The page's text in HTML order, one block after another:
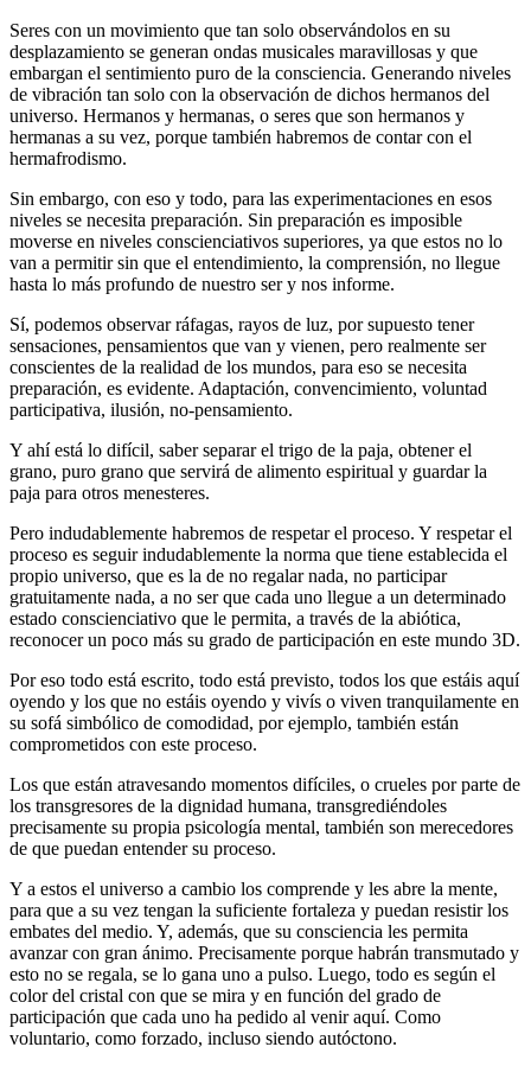
Seres con un movimiento que tan solo observándolos en su
desplazamiento se generan ondas musicales maravillosas y que
embargan el sentimiento puro de la consciencia. Generando niveles
de vibración tan solo con la observación de dichos hermanos del
universo. Hermanos y hermanas, o seres que son hermanos y
hermanas a su vez, porque también habremos de contar con el
hermafrodismo.
Sin embargo, con eso y todo, para las experimentaciones en esos
niveles se necesita preparación. Sin preparación es imposible
moverse en niveles conscienciativos superiores, ya que estos no lo
van a permitir sin que el entendimiento, la comprensión, no llegue
hasta lo más profundo de nuestro ser y nos informe.
Sí, podemos observar ráfagas, rayos de luz, por supuesto tener
sensaciones, pensamientos que van y vienen, pero realmente ser
conscientes de la realidad de los mundos, para eso se necesita
preparación, es evidente. Adaptación, convencimiento, voluntad
participativa, ilusión, no-pensamiento.
Y ahí está lo difícil, saber separar el trigo de la paja, obtener el
grano, puro grano que servirá de alimento espiritual y guardar la
paja para otros menesteres.
Pero indudablemente habremos de respetar el proceso. Y respetar el
proceso es seguir indudablemente la norma que tiene establecida el
propio universo, que es la de no regalar nada, no participar
gratuitamente nada, a no ser que cada uno llegue a un determinado
estado conscienciativo que le permita, a través de la abiótica,
reconocer un poco más su grado de participación en este mundo 3D.
Por eso todo está escrito, todo está previsto, todos los que estáis aquí
oyendo y los que no estáis oyendo y vivís o viven tranquilamente en
su sofá simbólico de comodidad, por ejemplo, también están
comprometidos con este proceso.
Los que están atravesando momentos difíciles, o crueles por parte de
los transgresores de la dignidad humana, transgrediéndoles
precisamente su propia psicología mental, también son merecedores
de que puedan entender su proceso.
Y a estos el universo a cambio los comprende y les abre la mente,
para que a su vez tengan la suficiente fortaleza y puedan resistir los
embates del medio. Y, además, que su consciencia les permita
avanzar con gran ánimo. Precisamente porque habrán transmutado y
esto no se regala, se lo gana uno a pulso. Luego, todo es según el
color del cristal con que se mira y en función del grado de
participación que cada uno ha pedido al venir aquí. Como
voluntario, como forzado, incluso siendo autóctono.